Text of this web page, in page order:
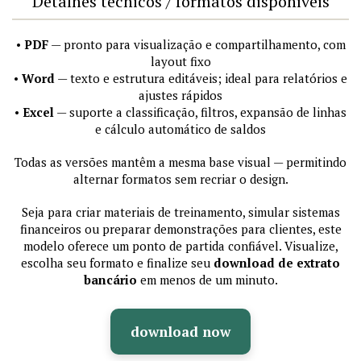
• PDF— pronto para visualização e compartilhamento, com
layout fixo
• Word — texto e estrutura editáveis; ideal para relatórios e
ajustes rápidos
• Excel — suporte a classificação, filtros, expansão de linhas
e cálculo automático de saldos
Todas as versões mantêm a mesma base visual — permitindo
alternar formatos sem recriar o design.
Seja para criar materiais de treinamento, simular sistemas
financeiros ou preparar demonstrações para clientes, este
modelo oferece um ponto de partida confiável. Visualize,
escolha seu formato e finalize seu download de extrato
bancário em menos de um minuto.
download now